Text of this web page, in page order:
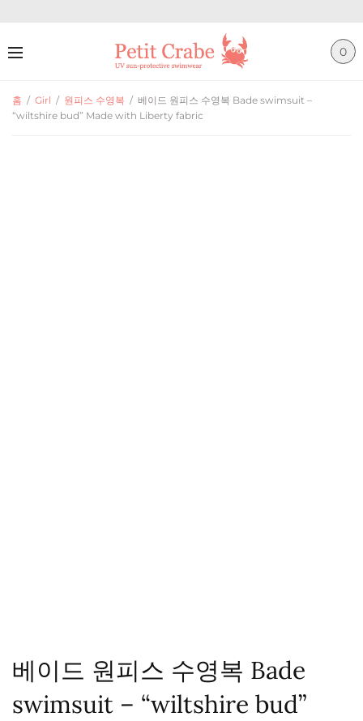
0
홈 / Girl / 원피스 수영복 / 베이드 원피스 수영복 Bade swimsuit –
“wiltshire bud” Made with Liberty fabric
베이드 원피스 수영복 Bade
swimsuit – “wiltshire bud”